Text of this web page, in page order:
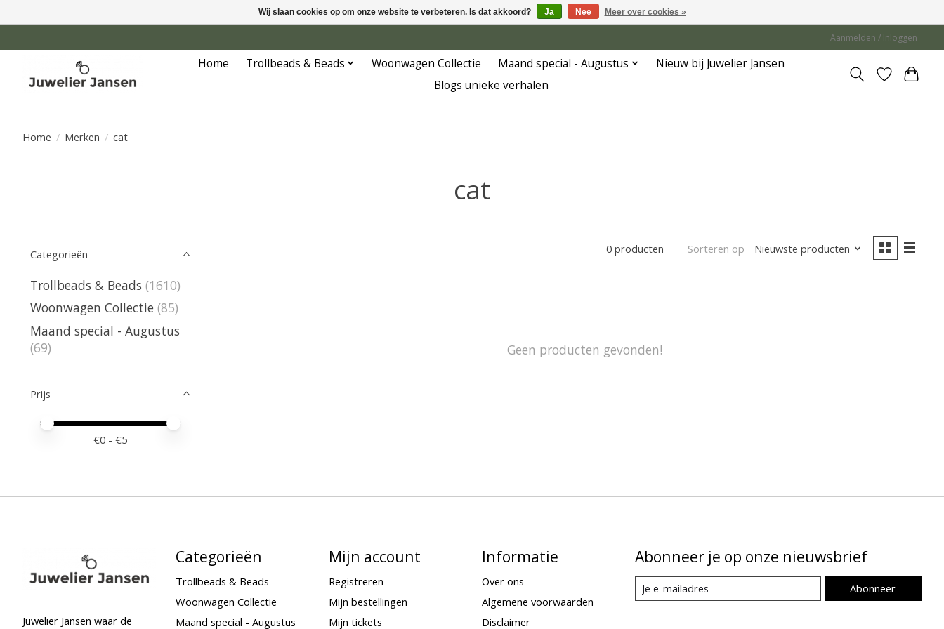
Aanmelden / Inloggen
Home Trollbeads & Beads Woonwagen Collectie Maand special - Augustus
Nieuw bij Juwelier Jansen
Blogs unieke verhalen
Home / Merken / cat
cat
Categorieën
Trollbeads & Beads (1610)
Woonwagen Collectie (85)
Maand special - Augustus
(69)
Prijs
Minimale prijswaarde
Price maximum value
€0 - €5
0 producten Sorteren op Nieuwste producten
Geen producten gevonden!
Juwelier Jansen waar de
Categorieën
Trollbeads & Beads
Woonwagen Collectie
Maand special - Augustus
Mijn account
Registreren
Mijn bestellingen
Mijn tickets
Informatie
Over ons
Algemene voorwaarden
Disclaimer
Abonneer je op onze nieuwsbrief
Abonneer
Wij slaan cookies op om onze website te verbeteren. Is dat akkoord? Ja Nee Meer over cookies »